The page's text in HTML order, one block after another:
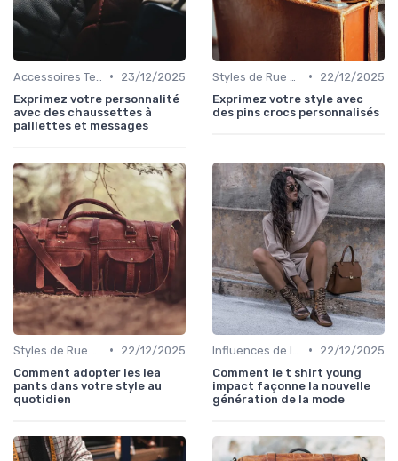
•
23/12/2025
Exprimez votre personnalité
avec des chaussettes à
paillettes et messages
•
22/12/2025
Exprimez votre style avec
des pins crocs personnalisés
•
22/12/2025
Comment adopter les lea
pants dans votre style au
quotidien
•
22/12/2025
Comment le t shirt young
impact façonne la nouvelle
génération de la mode